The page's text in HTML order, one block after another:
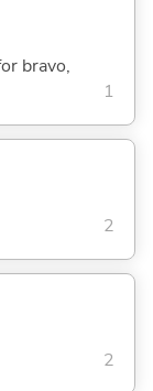
bravo,
1
2
2